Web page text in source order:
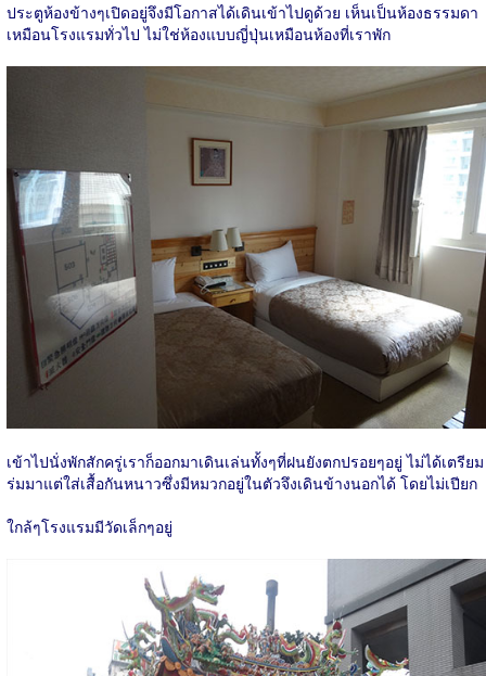
ประตูห้องข้างๆเปิดอยู่จึงมีโอกาสได้เดินเข้าไปดูด้วย เห็นเป็นห้องธรรมดา
เหมือนโรงแรมทั่วไป ไม่ใช่ห้องแบบญี่ปุ่นเหมือนห้องที่เราพัก
เข้าไปนั่งพักสักครู่เราก็ออกมาเดินเล่นทั้งๆที่ฝนยังตกปรอยๆอยู่ ไม่ได้เตรียม
ร่มมาแต่ใส่เสื้อกันหนาวซึ่งมีหมวกอยู่ในตัวจึงเดินข้างนอกได้ โดยไม่เปียก
ใกล้ๆโรงแรมมีวัดเล็กๆอยู่